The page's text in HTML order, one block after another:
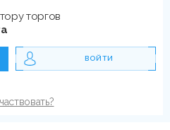
торгов
ВОЙТИ